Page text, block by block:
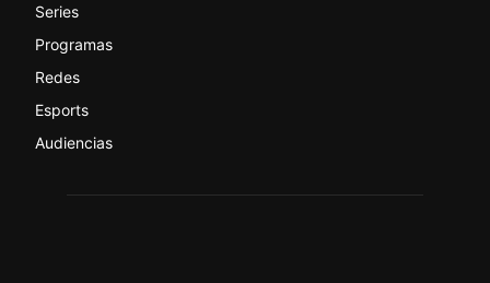
Series
Programas
Redes
Esports
Audiencias